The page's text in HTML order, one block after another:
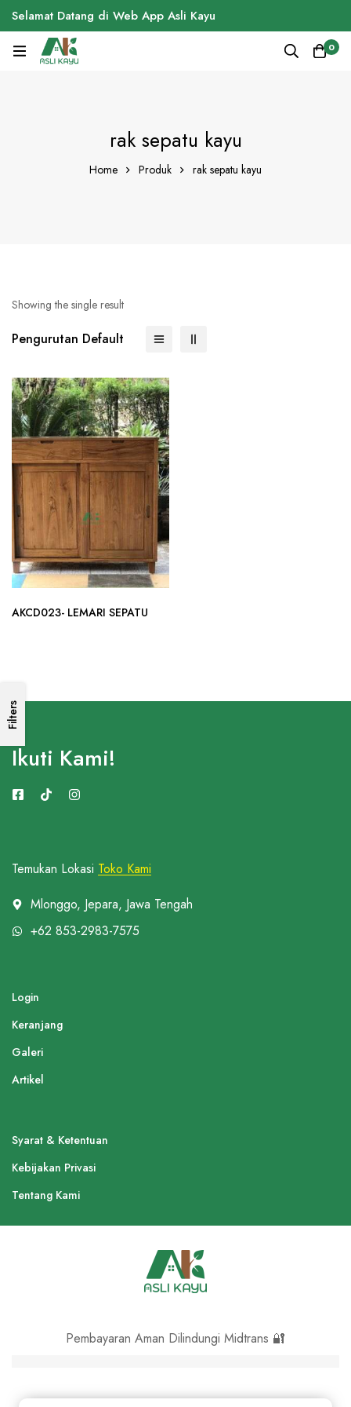
Selamat Datang di Web App Asli Kayu
0
rak sepatu kayu
Home Produk rak sepatu kayu
Filters
Showing the single result
Pengurutan Default
AKCD023- LEMARI SEPATU
Temukan Lokasi Toko Kami
Mlonggo, Jepara, Jawa Tengah
+62 853-2983-7575
Login
Keranjang
Galeri
Artikel
Syarat & Ketentuan
Kebijakan Privasi
Tentang Kami
Ikuti Kami!
Pembayaran Aman Dilindungi Midtrans 🔐